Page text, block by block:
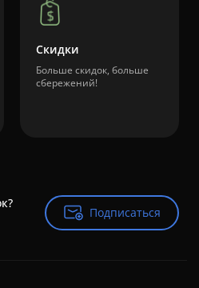
Скидки
Больше скидок, больше
сбережений!
Подписаться
Подписаться